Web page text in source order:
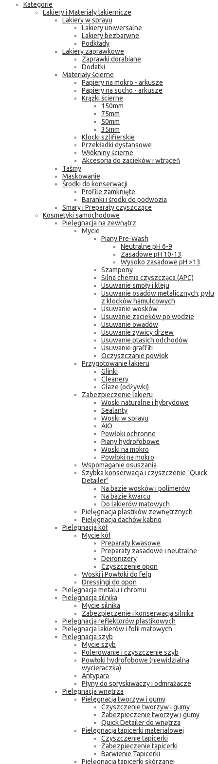
Kategorie
Lakiery i Materiały lakiernicze
Lakiery w sprayu
Lakiery uniwersalne
Lakiery bezbarwne
Podkłady
Lakiery zaprawkowe
Zaprawki dorabiane
Dodatki
Materiały ścierne
Papiery na mokro - arkusze
Papiery na sucho - arkusze
Krążki ścierne
150mm
75mm
50mm
35mm
Klocki szlifierskie
Przekładki dystansowe
Włókniny ścierne
Akcesoria do zacieków i wtrąceń
Taśmy
Maskowanie
Środki do konserwacji
Profile zamknięte
Baranki i środki do podwozia
Smary i Preparaty czyszczące
Kosmetyki samochodowe
Pielęgnacja na zewnątrz
Mycie
Piany Pre-Wash
Neutralne pH 6-9
Zasadowe pH 10-13
Wysoko zasadowe pH >13
Szampony
Silna chemia czyszcząca (APC)
Usuwanie smoły i kleju
Usuwanie osadów metalicznych, pyłu
z klocków hamulcowych
Usuwanie wosków
Usuwanie zacieków po wodzie
Usuwanie owadów
Usuwanie żywicy drzew
Usuwanie ptasich odchodów
Usuwanie graffiti
Oczyszczanie powłok
Przygotowanie lakieru
Glinki
Cleanery
Glaze (odżywki)
Zabezpieczenie lakieru
Woski naturalne i hybrydowe
Sealanty
Woski w sprayu
AIO
Powłoki ochronne
Piany hydrofobowe
Woski na mokro
Powłoki na mokro
Wspomaganie osuszania
Szybka konserwacja i czyszczenie "Quick
Detailer"
Na bazie wosków i polimerów
Na bazie kwarcu
Do lakierów matowych
Pielęgnacja plastików zewnętrznych
Pielęgnacja dachów kabrio
Pielęgnacja kół
Mycie kół
Preparaty kwasowe
Preparaty zasadowe i neutralne
Deironizery
Czyszczenie opon
Woski i Powłoki do felg
Dressingi do opon
Pielęgnacja metalu i chromu
Pielęgnacja silnika
Mycie silnika
Zabezpieczenie i konserwacja silnika
Pielęgnacja reflektorów plastikowych
Pielęgnacja lakierów i folii matowych
Pielęgnacja szyb
Mycie szyb
Polerowanie i czyszczenie szyb
Powłoki hydrofobowe (niewidzialna
wycieraczka)
Antypara
Płyny do spryskiwaczy i odmrażacze
Pielęgnacja wnętrza
Pielęgnacja tworzyw i gumy
Czyszczenie tworzyw i gumy
Zabezpieczenie tworzyw i gumy
Quick Detailer do wnętrza
Pielęgnacja tapicerki materiałowej
Czyszczenie tapicerki
Zabezpieczenie tapicerki
Barwienie Tapicerki
Pielęgnacja tapicerki skórzanej